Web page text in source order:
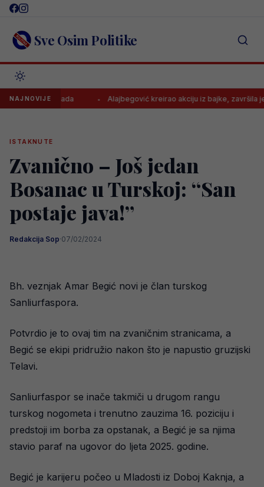
Skip
content Sve Osim Politike
NAJNOVIJE
i kada Alajbegović kreirao akciju iz bajke, završila je
ISTAKNUTE
Zvanično – Još jedan
Bosanac u Turskoj: “San
postaje java!”
Redakcija Sop·07/02/2024
Bh. veznjak Amar Begić novi je član turskog
Sanliurfaspora.
Potvrdio je to ovaj tim na zvaničnim stranicama, a
Begić se ekipi pridružio nakon što je napustio gruzijski
Telavi.
Sanliurfaspor se inače takmiči u drugom rangu
turskog nogometa i trenutno zauzima 16. poziciju i
predstoji im borba za opstanak, a Begić je sa njima
stavio paraf na ugovor do ljeta 2025. godine.
Begić je karijeru počeo u Mladosti iz Doboj Kaknja, a